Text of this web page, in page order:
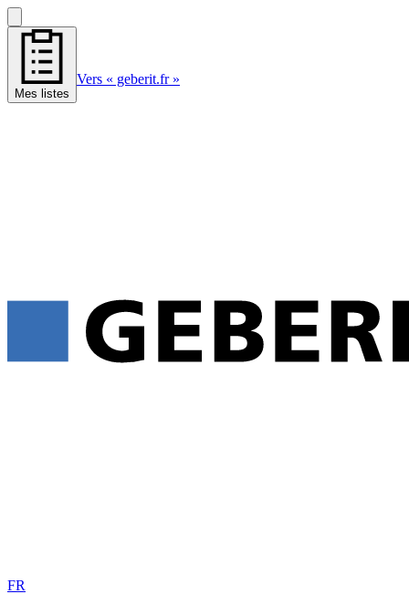
Mes listes
Vers « geberit.fr »
FR